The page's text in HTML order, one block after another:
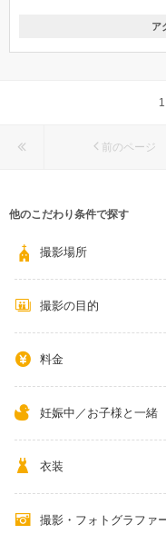
鹿児島県鹿児島市中町5-26
ア
前のページ
他のこだわり条件で探す
撮影場所
撮影の目的
料金
妊娠中／お子様と一緒
衣装
撮影・フォトグラファ